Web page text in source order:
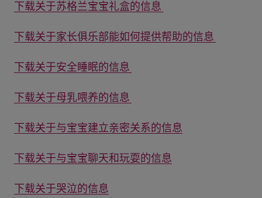
下载关于苏格兰宝宝礼盒的信息
下载关于家长俱乐部能如何提供帮助的信息
下载关于安全睡眠的信息
下载关于母乳喂养的信息
下载关于与宝宝建立亲密关系的信息
下载关于与宝宝聊天和玩耍的信息
下载关于哭泣的信息